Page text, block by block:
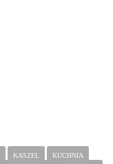
KASZEL
KUCHNIA